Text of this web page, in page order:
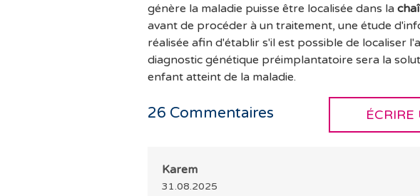
génère la maladie puisse être localisée dans la
avant de procéder à un traitement, une étude
réalisée afin d'établir s'il est possible de localiser
diagnostic génétique préimplantatoire sera la
enfant atteint de la maladie.
26 Commentaires
Karem
31.08.2025